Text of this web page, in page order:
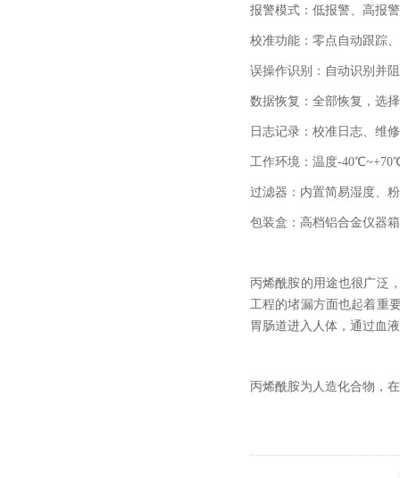
报警模式：低报警、高报
校准功能：零点自动跟踪
误操作识别：自动识别并
数据恢复：全部恢复，选
日志记录：校准日志、维
工作环境：温度-40℃~+70
过滤器：内置简易湿度、
包装盒：高档铝合金仪器箱
丙烯酰胺的用途也很广泛
工程的堵漏方面也起着重
胃肠道进入人体，通过血
丙烯酰胺为人造化合物，